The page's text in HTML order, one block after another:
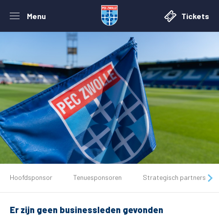
Menu Tickets
Tickets
Matchdays
Hoofdsponsor Tenuesponsoren Strategisch partners
Er zijn geen businessleden gevonden